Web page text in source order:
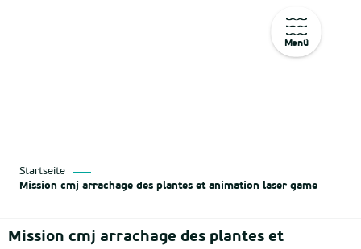
Menü
Startseite
Mission cmj arrachage des plantes et animation laser game
Mission cmj arrachage des plantes et